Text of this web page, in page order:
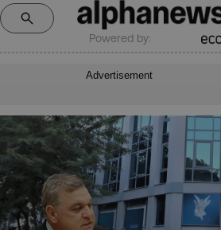
Powered by:
Advertisement